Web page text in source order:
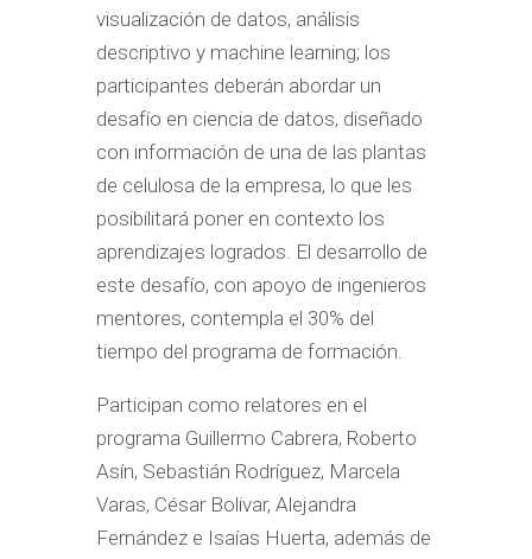
visualización de datos, análisis
descriptivo y machine learning; los
participantes deberán abordar un
desafío en ciencia de datos, diseñado
con información de una de las plantas
de celulosa de la empresa, lo que les
posibilitará poner en contexto los
aprendizajes logrados. El desarrollo de
este desafío, con apoyo de ingenieros
mentores, contempla el 30% del
tiempo del programa de formación.
Participan como relatores en el
programa Guillermo Cabrera, Roberto
Asín, Sebastián Rodríguez, Marcela
Varas, César Bolivar, Alejandra
Fernández e Isaías Huerta, además de